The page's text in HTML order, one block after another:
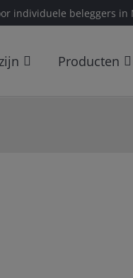
individuele beleggers in
Producten